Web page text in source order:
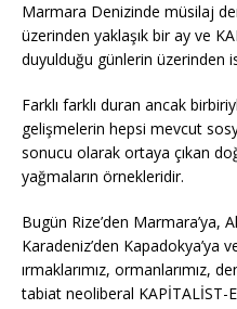
Marmara Denizinde müsilaj
üzerinden yaklaşık bir ay ve
duyulduğu günlerin üzerinden
Farklı farklı duran ancak
gelişmelerin hepsi mevcut
sonucu olarak ortaya çıkan
yağmaların örnekleridir.
Bugün Rize’den Marmara’ya,
Karadeniz’den Kapadokya’ya
ırmaklarımız, ormanlarımız,
tabiat neoliberal KAPİTALİST-